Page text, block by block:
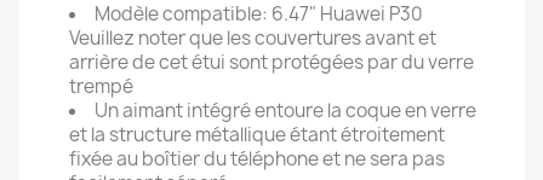
Modèle compatible: 6.47" Huawei P30
Veuillez noter que les couvertures avant et
arrière de cet étui sont protégées par du verre
trempé
Un aimant intégré entoure la coque en verre
et la structure métallique étant étroitement
fixée au boîtier du téléphone et ne sera pas